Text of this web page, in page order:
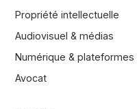
Propriété intellectuelle
Audiovisuel & médias
Numérique & plateformes
Avocat